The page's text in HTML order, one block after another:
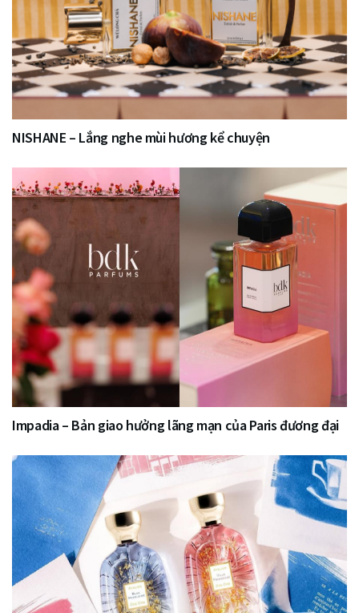
NISHANE – Lắng nghe mùi hương kể chuyện
Impadia – Bản giao hưởng lãng mạn của Paris đương đại